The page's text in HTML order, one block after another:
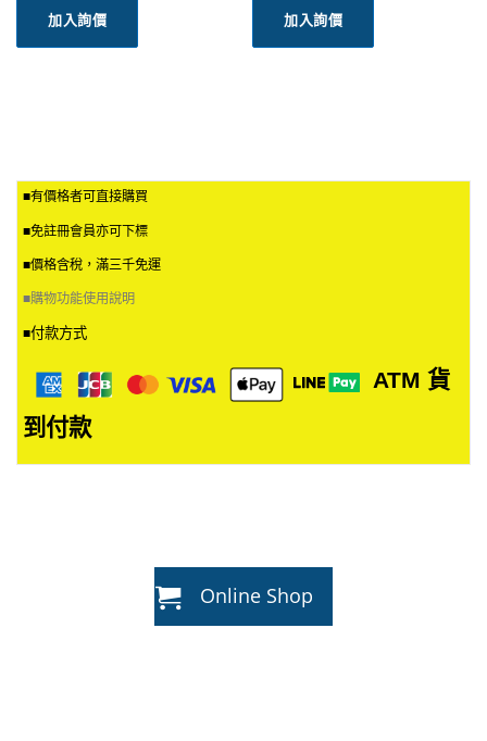
加入詢價 加入詢價
■有價格者可直接購買
■免註冊會員亦可下標
■價格含稅，滿三千免運
■購物功能使用說明
■付款方式
ATM 貨
到付款
Online Shop